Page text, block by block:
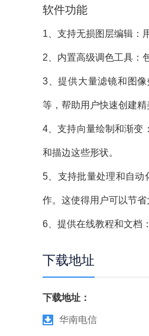
软件功能
1、支持无损图层编辑：
2、内置高级调色工具：
3、提供大量滤镜和图
等，帮助用户快速创建精
4、支持向量绘制和渐变
和描边这些形状。
5、支持批量处理和自动
作。这使得用户可以节省
6、提供在线教程和文档
下载地址
下载地址：
华南电信